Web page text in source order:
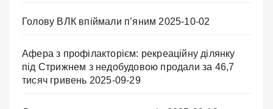
Голову ВЛК впіймали п’яним 2025-10-02
Афера з профілакторієм: рекреаційну ділянку
під Стрижнем з недобудовою продали за 46,7
тисяч гривень 2025-09-29